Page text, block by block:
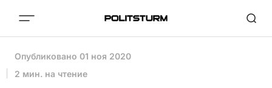
Опубликовано 01 ноя 2020
2 мин. на чтение